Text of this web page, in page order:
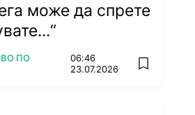
може да спрете
ПО
06:46
23.07.2026
add